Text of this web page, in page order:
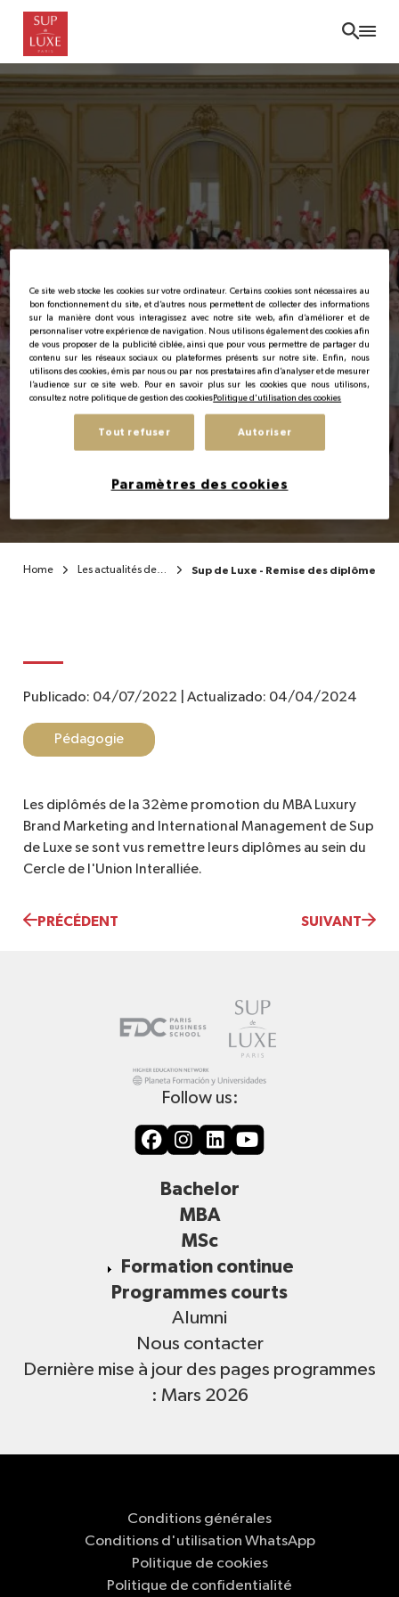
Skip
main
content
Sup de Luxe - Remise
des diplômes MBA 2022
Home Les actualités de l’Institut Sup de Luxe - Remise des diplômes
Publicado: 04/07/2022 Actualizado: 04/04/2024
Pédagogie
Les diplômés de la 32ème promotion du MBA Luxury
Brand Marketing and International Management de Sup
de Luxe se sont vus remettre leurs diplômes au sein du
Cercle de l'Union Interalliée.
PRÉCÉDENT SUIVANT
Follow us:
Bachelor
MBA
MSc
Formation continue
Programmes courts
Alumni
Nous contacter
Dernière mise à jour des pages programmes
: Mars 2026
Conditions générales
Conditions d'utilisation WhatsApp
Politique de cookies
Politique de confidentialité
Ce site web stocke les cookies sur votre ordinateur. Certains cookies sont nécessaires au
bon fonctionnement du site, et d’autres nous permettent de collecter des informations
sur la manière dont vous interagissez avec notre site web, afin d’améliorer et de
personnaliser votre expérience de navigation. Nous utilisons également des cookies afin
de vous proposer de la publicité ciblée, ainsi que pour vous permettre de partager du
contenu sur les réseaux sociaux ou plateformes présents sur notre site. Enfin, nous
utilisons des cookies, émis par nous ou par nos prestataires afin d’analyser et de mesurer
l’audience sur ce site web. Pour en savoir plus sur les cookies que nous utilisons,
consultez notre politique de gestion des cookiesPolitique d'utilisation des cookies
Tout refuser Autoriser
Paramètres des cookies